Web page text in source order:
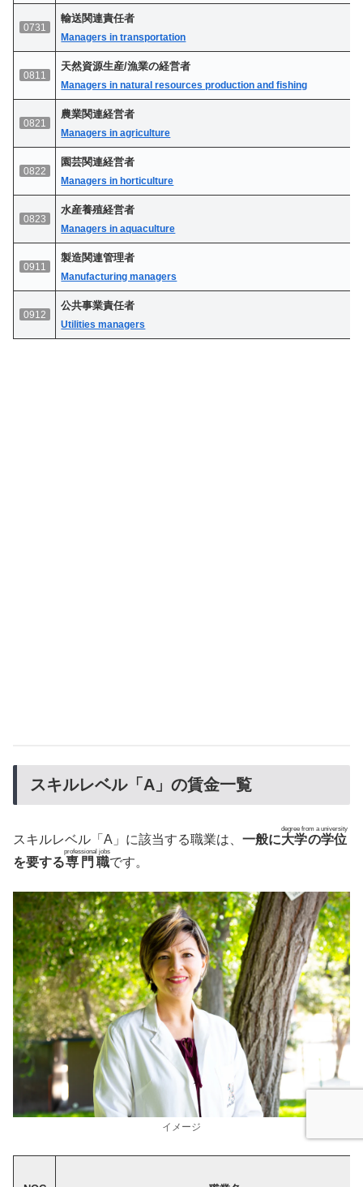
0731
輸送関連責任者
Managers in transportation
0811
天然資源生産/漁業の経営者
Managers in natural resources production and fishing
0821
農業関連経営者
Managers in agriculture
0822
園芸関連経営者
Managers in horticulture
0823
水産養殖経営者
Managers in aquaculture
0911
製造関連管理者
Manufacturing managers
0912
公共事業責任者
Utilities managers
スキルレベル「A」の賃金一覧
スキルレベル「A」に該当する職業は、 一般に大学の学位
degree from a university
を要する専門職
professional jobs
です。
イメージ